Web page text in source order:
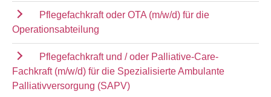
Pflegefachkraft oder OTA (m/w/d) für die
Operationsabteilung
Pflegefachkraft und / oder Palliative-Care-
Fachkraft (m/w/d) für die Spezialisierte Ambulante
Palliativversorgung (SAPV)